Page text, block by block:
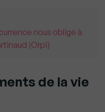
nous oblige à
(Orpi)
de la vie